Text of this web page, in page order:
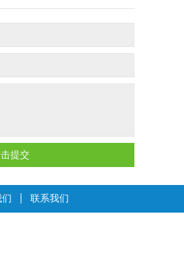
提交
联系我们